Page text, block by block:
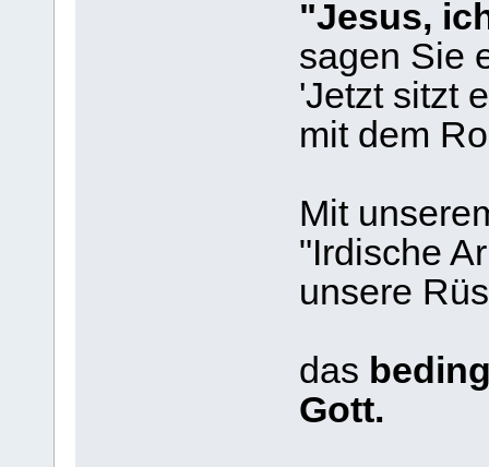
"Jesus,
sagen Sie
'Jetzt sitzt
mit dem
Mit
"Irdische
unsere
das
Gott.